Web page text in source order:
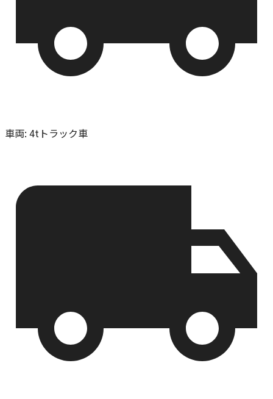
車両: 4tトラック車